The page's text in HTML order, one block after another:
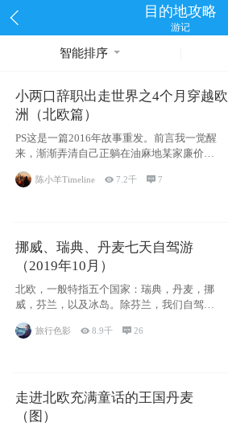
目的地攻略
游记
智能排序
小两口辞职出走世界之4个月穿越欧
洲（北欧篇）
PS这是一篇2016年故事重发。前言我一觉醒
来，渐渐弄清自己正躺在油麻地某家廉价宾
馆
陈小羊Timeline 7.2千 7
挪威、瑞典、丹麦七天自驾游
（2019年10月）
北欧，一般特指五个国家：瑞典，丹麦，挪
威，芬兰，以及冰岛。除芬兰，我们自驾游
旅行色影 8.9千 26
走进北欧充满童话的王国丹麦
（图）